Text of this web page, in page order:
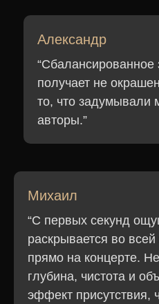
Александр
“Сбалансированное
получает не
то, что задумывали
авторы.”
Михаил
“С первых секунд
раскрывается во
прямо на концерте.
глубина, чистота и
эффект присутствия,
Блог
г. Москва, ул. Фридриха Энгельса 46 с.1
Политика конфиденциальности
Юридическая информация
Другая информация